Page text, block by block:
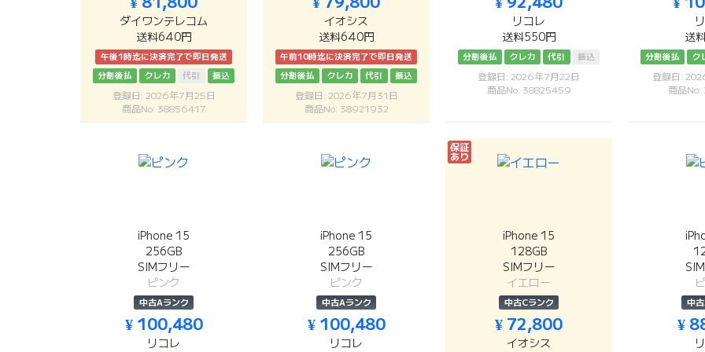
ダイワンテレコム
送料640円
午後1時迄に決済完了で即日発送
分割後払
クレカ 代引 振込
登録日: 2026年7月25日
商品No: 38856417
イオシス
送料640円
午前10時迄に決済完了で即日発送
分割後払
クレカ 代引 振込
登録日: 2026年7月31日
商品No: 38921932
リコレ
送料550円
分割後払 クレカ 代引 振込
登録日: 2026年7月22日
商品No: 38825459
送
分割後払 ク
登録日:
商品
iPhone 15
256GB
SIMフリー
ピンク
中古Aランク
¥ 100,480
リコレ
iPhone 15
256GB
SIMフリー
ピンク
中古Aランク
¥ 100,480
リコレ
保証
あり
iPhone 15
128GB
SIMフリー
イエロー
中古Cランク
¥ 72,800
イオシス
中
¥